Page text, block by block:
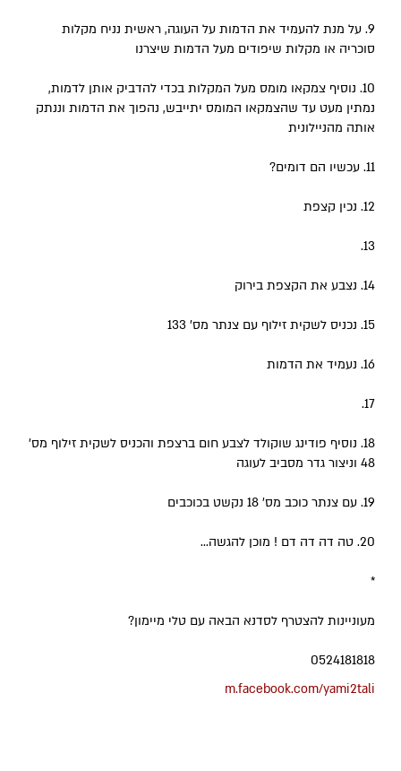
9. על מנת להעמיד את הדמות על העוגה, ראשית נניח מקלות
סוכריה או מקלות שיפודים מעל הדמות שיצרנו
10. נוסיף צמקאו מומס מעל המקלות בכדי להדביק אותן לדמות,
נמתין מעט עד שהצמקאו המומס יתייבש, נהפוך את הדמות וננתק
אותה מהניילונית
11. עכשיו הם דומים?
12. נכין קצפת
13.
14. נצבע את הקצפת בירוק
15. נכניס לשקית זילוף עם צנתר מס' 133
16. נעמיד את הדמות
17.
18. נוסיף פודינג שוקולד לצבע חום ברצפת והכניס לשקית זילוף מס'
48 וניצור גדר מסביב לעוגה
19. עם צנתר כוכב מס' 18 נקשט בכוכבים
20. טה דה דה דם ! מוכן להגשה...
*
מעוניינות להצטרף לסדנא הבאה עם טלי מיימון?
0524181818
m.facebook.com/yami2tali